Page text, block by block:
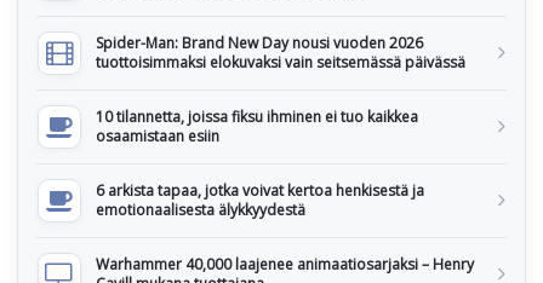
Spider-Man: Brand New Day nousi vuoden 2026
tuottoisimmaksi elokuvaksi vain seitsemässä päivässä
10 tilannetta, joissa fiksu ihminen ei tuo kaikkea
osaamistaan esiin
6 arkista tapaa, jotka voivat kertoa henkisestä ja
emotionaalisesta älykkyydestä
Warhammer 40,000 laajenee animaatiosarjaksi – Henry